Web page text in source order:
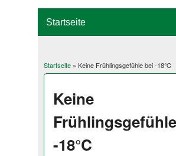
Sie sind hier
Startseite» Keine Frühlingsgefühle bei -18°C
Keine
-18°C